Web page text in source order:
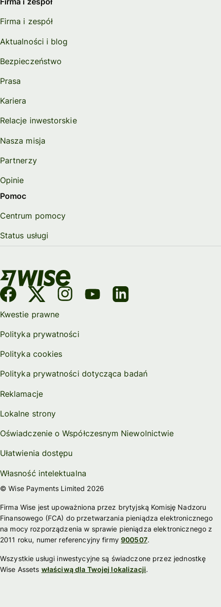
Firma i zespół
Aktualności i blog
Bezpieczeństwo
Prasa
Kariera
Relacje inwestorskie
Nasza misja
Partnerzy
Opinie
Pomoc
Centrum pomocy
Status usługi
Kwestie prawne
Polityka prywatności
Polityka cookies
Polityka prywatności dotycząca badań
Reklamacje
Lokalne strony
Oświadczenie o Współczesnym Niewolnictwie
Ułatwienia dostępu
Własność intelektualna
© Wise Payments Limited 2026
Firma Wise jest upoważniona przez brytyjską Komisję Nadzoru
Finansowego (FCA) do przetwarzania pieniądza elektronicznego
na mocy rozporządzenia w sprawie pieniądza elektronicznego z
2011 roku, numer referencyjny firmy900507.
Wszystkie usługi inwestycyjne są świadczone przez jednostkę
Wise Assets właściwą dla Twojej lokalizacji.